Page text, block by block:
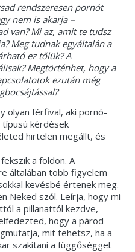
rendszeresen pornót
nem is akarja –
van? Mi az, amit te tudsz
Meg tudnak egyáltalán a
ez tőlük? A
Megtörténhet, hogy a
ezután még
olyan férfival, aki pornó-
kérdések
hirtelen megállt, és
a földön. A
általában több figyelem
kevésbé értenek meg.
Neked szól. Leírja, hogy mi
a pillanattól kezdve,
hogy a párod
mit tehetsz, ha a
szakítani a függőséggel.